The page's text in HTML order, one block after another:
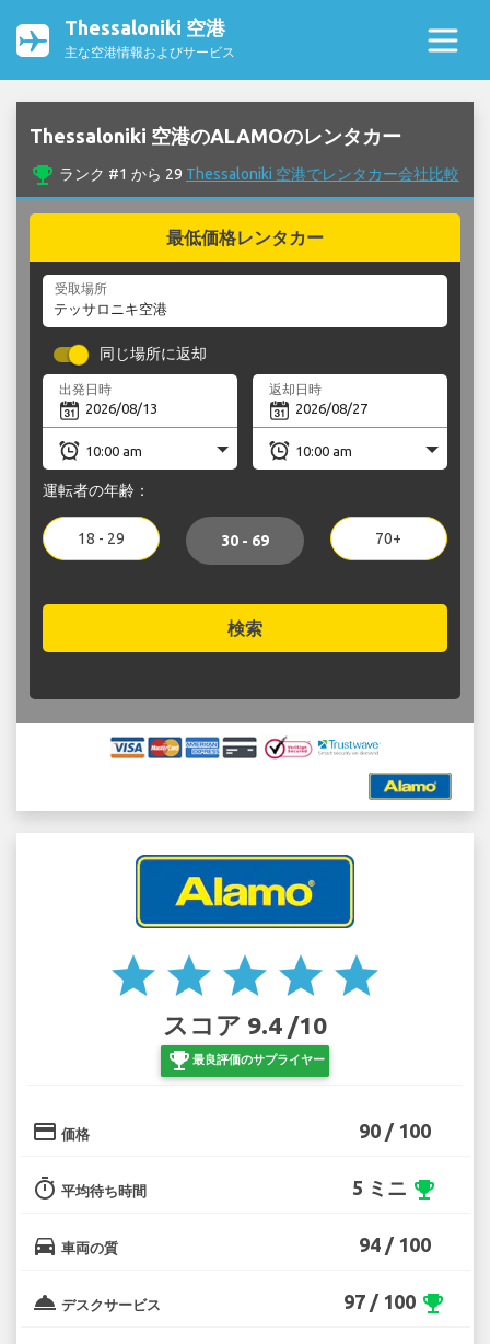
Thessaloniki 空港
主な空港情報およびサービス
Thessaloniki 空港のALAMOのレンタカー
emoji_events ランク #1 から 29 Thessaloniki 空港でレンタカー会社比較
最低価格レンタカー
受取場所
同じ場所に返却
出発日時 返却日時
運転者の年齢：
18 - 29 30 - 69 70+
検索
star star star star star
スコア 9.4 /10
emoji_events 最良評価のサプライヤー
credit_card 価格 90 / 100
timer 平均待ち時間 5 ミニ emoji_events
directions_car 車両の質 94 / 100
room_service デスクサービス 97 / 100 emoji_events